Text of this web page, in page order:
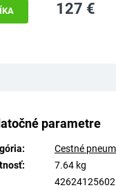
127 €
parametre
:
Cestné
:
7.64 kg